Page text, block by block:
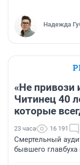
Надежда
«Не привози
Читинец 40
которые
23 часа 16 191
Смертельный
бывшего